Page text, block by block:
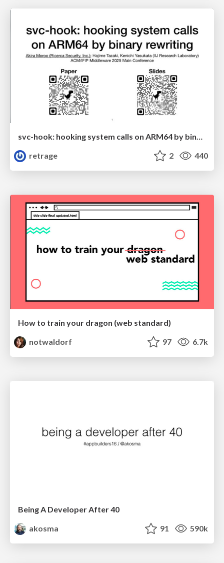
svc-hook: hooking system calls on ARM64 by binary rewriting
retrage
2 440
How to train your dragon (web standard)
notwaldorf
97 6.7k
Being A Developer After 40
akosma
91 590k